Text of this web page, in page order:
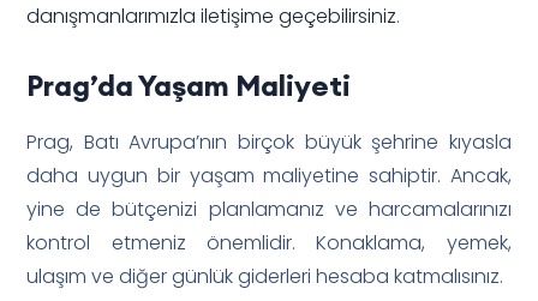
danışmanlarımızla iletişime geçebilirsiniz.
Prag’da Yaşam Maliyeti
Prag, Batı Avrupa’nın birçok büyük şehrine kıyasla
daha uygun bir yaşam maliyetine sahiptir. Ancak,
yine de bütçenizi planlamanız ve harcamalarınızı
kontrol etmeniz önemlidir. Konaklama, yemek,
ulaşım ve diğer günlük giderleri hesaba katmalısınız.